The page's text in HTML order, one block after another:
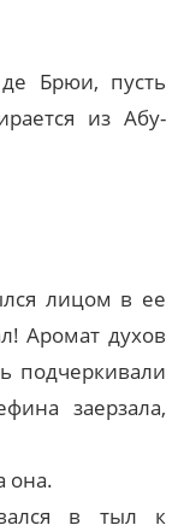
Брюи, пусть
из Абу-
лицом в ее
Аромат духов
подчеркивали
заерзала,
она.
в тыл к